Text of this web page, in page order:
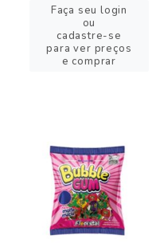
Faça seu login
ou
cadastre-se
para ver preços
e comprar